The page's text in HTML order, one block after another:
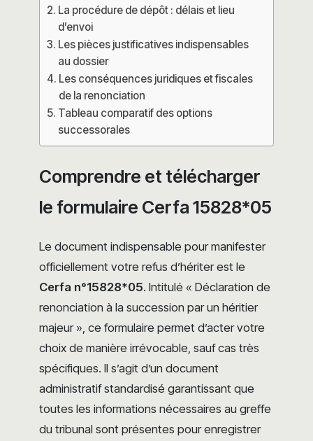
La procédure de dépôt : délais et lieu
d’envoi
Les pièces justificatives indispensables
au dossier
Les conséquences juridiques et fiscales
de la renonciation
Tableau comparatif des options
successorales
Comprendre et télécharger
le formulaire Cerfa 15828*05
Le document indispensable pour manifester
officiellement votre refus d’hériter est le
Cerfa n°15828*05. Intitulé « Déclaration de
renonciation à la succession par un héritier
majeur », ce formulaire permet d’acter votre
choix de manière irrévocable, sauf cas très
spécifiques. Il s’agit d’un document
administratif standardisé garantissant que
toutes les informations nécessaires au greffe
du tribunal sont présentes pour enregistrer